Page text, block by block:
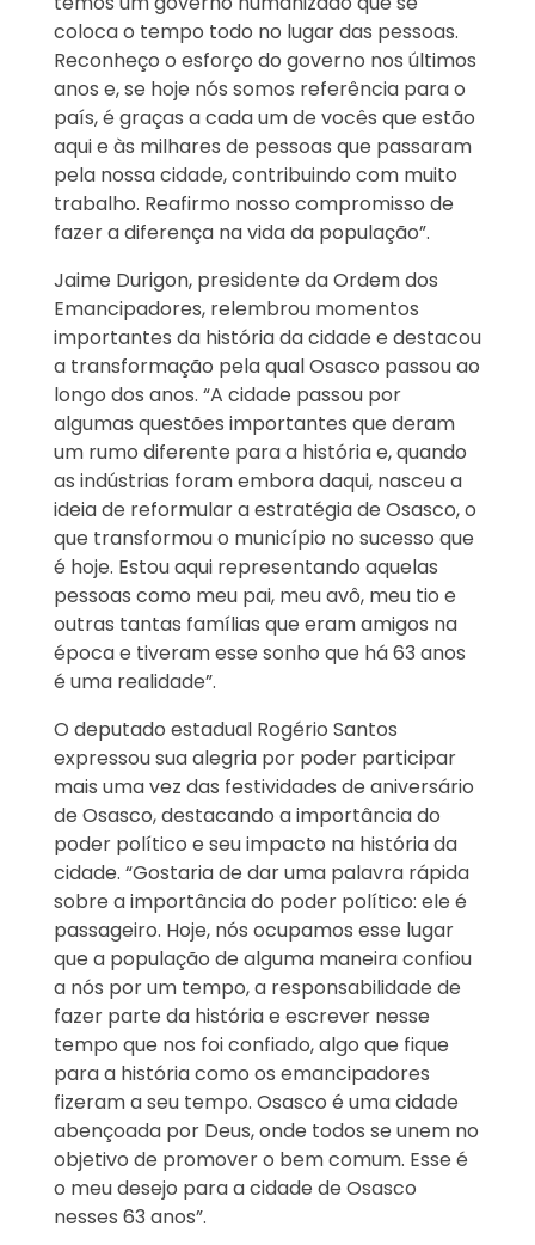
coloca o tempo todo no lugar das pessoas.
Reconheço o esforço do governo nos últimos
anos e, se hoje nós somos referência para o
país, é graças a cada um de vocês que estão
aqui e às milhares de pessoas que passaram
pela nossa cidade, contribuindo com muito
trabalho. Reafirmo nosso compromisso de
fazer a diferença na vida da população”.
Jaime Durigon, presidente da Ordem dos
Emancipadores, relembrou momentos
importantes da história da cidade e destacou
a transformação pela qual Osasco passou ao
longo dos anos. “A cidade passou por
algumas questões importantes que deram
um rumo diferente para a história e, quando
as indústrias foram embora daqui, nasceu a
ideia de reformular a estratégia de Osasco, o
que transformou o município no sucesso que
é hoje. Estou aqui representando aquelas
pessoas como meu pai, meu avô, meu tio e
outras tantas famílias que eram amigos na
época e tiveram esse sonho que há 63 anos
é uma realidade”.
O deputado estadual Rogério Santos
expressou sua alegria por poder participar
mais uma vez das festividades de aniversário
de Osasco, destacando a importância do
poder político e seu impacto na história da
cidade. “Gostaria de dar uma palavra rápida
sobre a importância do poder político: ele é
passageiro. Hoje, nós ocupamos esse lugar
que a população de alguma maneira confiou
a nós por um tempo, a responsabilidade de
fazer parte da história e escrever nesse
tempo que nos foi confiado, algo que fique
para a história como os emancipadores
fizeram a seu tempo. Osasco é uma cidade
abençoada por Deus, onde todos se unem no
objetivo de promover o bem comum. Esse é
o meu desejo para a cidade de Osasco
nesses 63 anos”.